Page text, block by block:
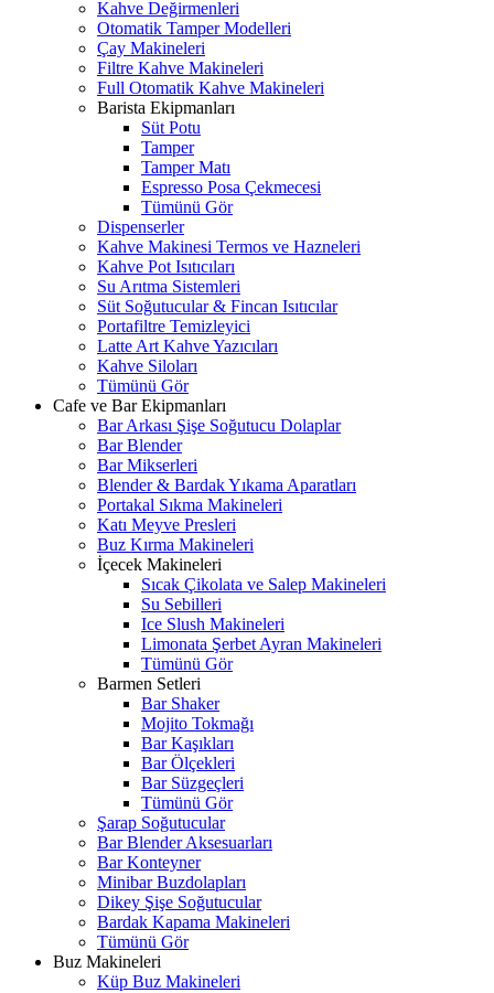
Kahve Değirmenleri
Otomatik Tamper Modelleri
Çay Makineleri
Filtre Kahve Makineleri
Full Otomatik Kahve Makineleri
Barista Ekipmanları
Süt Potu
Tamper
Tamper Matı
Espresso Posa Çekmecesi
Tümünü Gör
Dispenserler
Kahve Makinesi Termos ve Hazneleri
Kahve Pot Isıtıcıları
Su Arıtma Sistemleri
Süt Soğutucular & Fincan Isıtıcılar
Portafiltre Temizleyici
Latte Art Kahve Yazıcıları
Kahve Siloları
Tümünü Gör
Cafe ve Bar Ekipmanları
Bar Arkası Şişe Soğutucu Dolaplar
Bar Blender
Bar Mikserleri
Blender & Bardak Yıkama Aparatları
Portakal Sıkma Makineleri
Katı Meyve Presleri
Buz Kırma Makineleri
İçecek Makineleri
Sıcak Çikolata ve Salep Makineleri
Su Sebilleri
Ice Slush Makineleri
Limonata Şerbet Ayran Makineleri
Tümünü Gör
Barmen Setleri
Bar Shaker
Mojito Tokmağı
Bar Kaşıkları
Bar Ölçekleri
Bar Süzgeçleri
Tümünü Gör
Şarap Soğutucular
Bar Blender Aksesuarları
Bar Konteyner
Minibar Buzdolapları
Dikey Şişe Soğutucular
Bardak Kapama Makineleri
Tümünü Gör
Buz Makineleri
Küp Buz Makineleri